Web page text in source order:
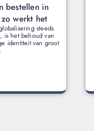
bestellen in
werkt het
steeds
is het behoud van
identiteit van groot